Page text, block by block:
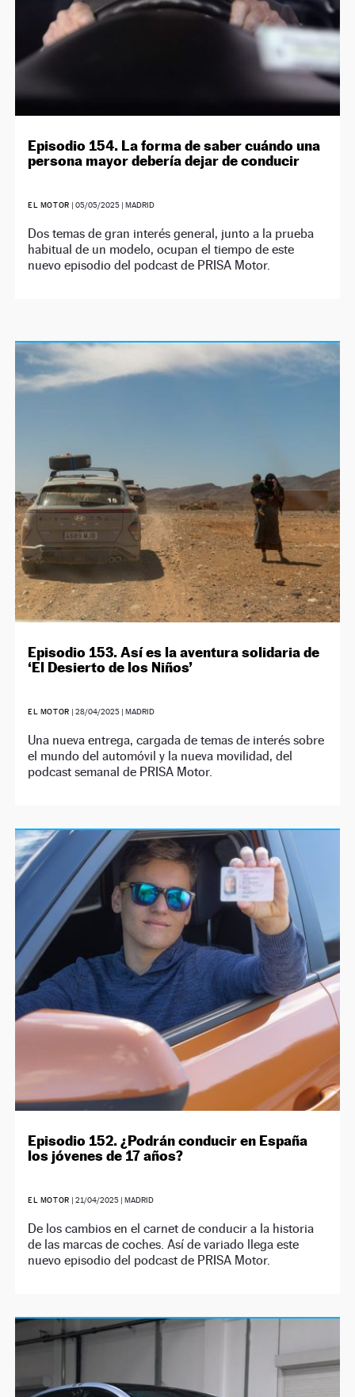
Episodio 154. La forma de saber cuándo una
persona mayor debería dejar de conducir
EL MOTOR | 05/05/2025| MADRID
Dos temas de gran interés general, junto a la prueba
habitual de un modelo, ocupan el tiempo de este
nuevo episodio del podcast de PRISA Motor.
Episodio 153. Así es la aventura solidaria de
‘El Desierto de los Niños’
EL MOTOR | 28/04/2025| MADRID
Una nueva entrega, cargada de temas de interés sobre
el mundo del automóvil y la nueva movilidad, del
podcast semanal de PRISA Motor.
Episodio 152. ¿Podrán conducir en España
los jóvenes de 17 años?
EL MOTOR | 21/04/2025| MADRID
De los cambios en el carnet de conducir a la historia
de las marcas de coches. Así de variado llega este
nuevo episodio del podcast de PRISA Motor.